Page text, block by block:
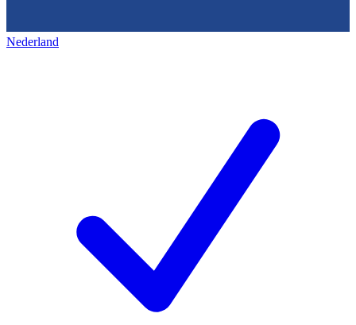
Nederland